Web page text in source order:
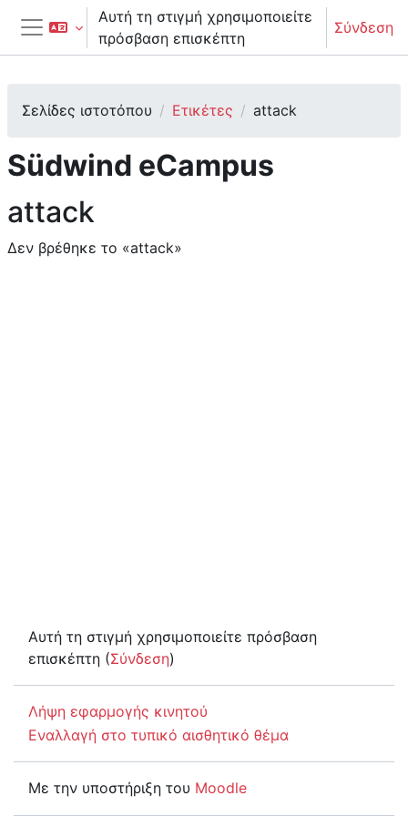
Μετάβαση στο κεντρικό περιεχόμενο
Πλευρικός πίνακας
Αυτή τη στιγμή χρησιμοποιείτε
πρόσβαση επισκέπτη
Σύνδεση
Σελίδες ιστοτόπου Ετικέτες attack
Südwind eCampus
attack
Δεν βρέθηκε το «attack»
Αυτή τη στιγμή χρησιμοποιείτε πρόσβαση
επισκέπτη (Σύνδεση)
Λήψη εφαρμογής κινητού
Εναλλαγή στο τυπικό αισθητικό θέμα
Με την υποστήριξη του Moodle